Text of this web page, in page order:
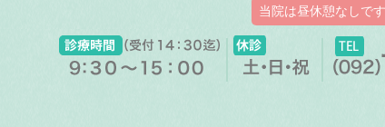
当院は昼休憩なしです